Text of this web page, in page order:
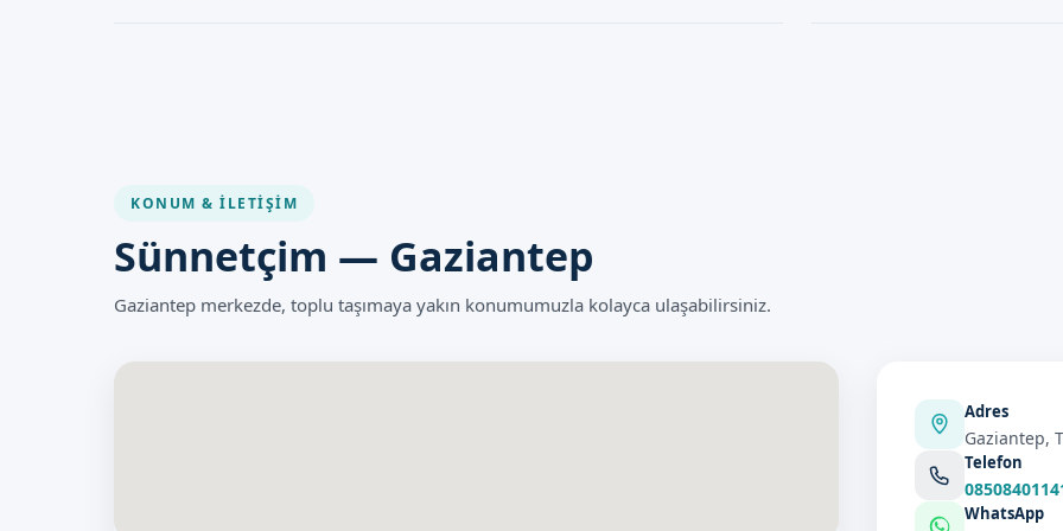
KONUM & İLETIŞIM
Sünnetçim — Gaziantep
Gaziantep merkezde, toplu taşımaya yakın konumumuzla kolayca ulaşabilirsiniz.
Adres
Gaziantep,
Telefon
WhatsApp